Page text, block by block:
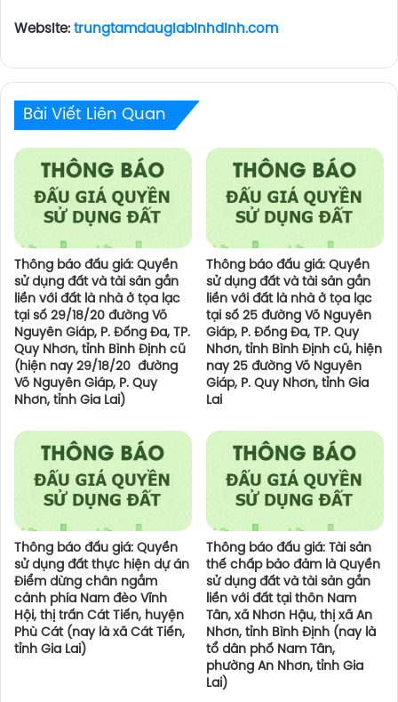
Website: trungtamdaugiabinhdinh.com
Bài Viết Liên Quan
Thông báo đấu giá: Quyền
sử dụng đất và tài sản gắn
liền với đất là nhà ở tọa lạc
tại số 29/18/20 đường Võ
Nguyên Giáp, P. Đống Đa, TP.
Quy Nhơn, tỉnh Bình Định cũ
(hiện nay 29/18/20 đường
Võ Nguyên Giáp, P. Quy
Nhơn, tỉnh Gia Lai)
Thông báo đấu giá: Quyền
sử dụng đất và tài sản gắn
liền với đất là nhà ở tọa lạc
tại số 25 đường Võ Nguyên
Giáp, P. Đống Đa, TP. Quy
Nhơn, tỉnh Bình Định cũ, hiện
nay 25 đường Võ Nguyên
Giáp, P. Quy Nhơn, tỉnh Gia
Lai
Thông báo đấu giá: Quyền
sử dụng đất thực hiện dự án
Điểm dừng chân ngắm
cảnh phía Nam đèo Vĩnh
Hội, thị trấn Cát Tiến, huyện
Phù Cát (nay là xã Cát Tiến,
tỉnh Gia Lai)
Thông báo đấu giá: Tài sản
thế chấp bảo đảm là Quyền
sử dụng đất và tài sản gắn
liền với đất tại thôn Nam
Tân, xã Nhơn Hậu, thị xã An
Nhơn, tỉnh Bình Định (nay là
tổ dân phố Nam Tân,
phường An Nhơn, tỉnh Gia
Lai)